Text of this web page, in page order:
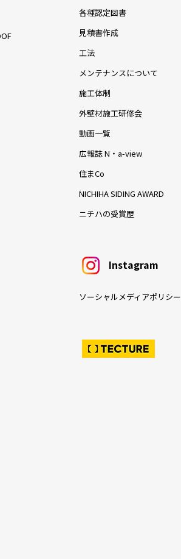
各種認定図書
見積書作成
工法
メンテナンスについて
施工体制
外壁材施工研修会
動画一覧
広報誌 N・a-view
住まCo
NICHIHA SIDING AWARD
ニチハの受賞歴
Instagram
ソーシャルメディアポリシー